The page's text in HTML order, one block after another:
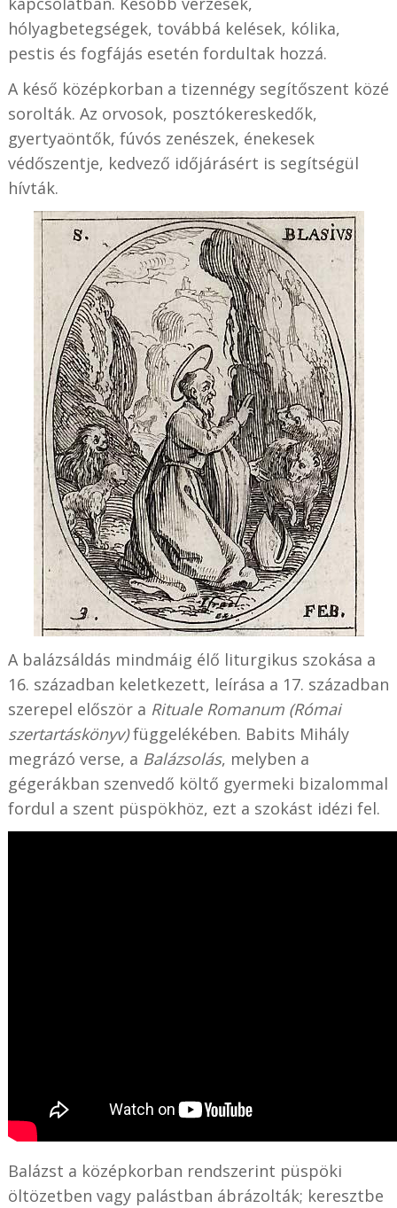
hólyagbetegségek, továbbá kelések, kólika,
pestis és fogfájás esetén fordultak hozzá.
A késő középkorban a tizennégy segítőszent közé
sorolták. Az orvosok, posztókereskedők,
gyertyaöntők, fúvós zenészek, énekesek
védőszentje, kedvező időjárásért is segítségül
hívták.
A balázsáldás mindmáig élő liturgikus szokása a
16. században keletkezett, leírása a 17. században
szerepel először a Rituale Romanum (Római
szertartáskönyv)függelékében. Babits Mihály
megrázó verse, a Balázsolás, melyben a
gégerákban szenvedő költő gyermeki bizalommal
fordul a szent püspökhöz, ezt a szokást idézi fel.
Balázst a középkorban rendszerint püspöki
öltözetben vagy palástban ábrázolták; keresztbe